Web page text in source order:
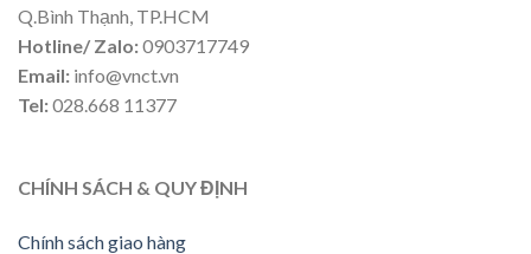
Q.Bình Thạnh, TP.HCM
Hotline/ Zalo:0903717749
Email: info@vnct.vn
Tel:028.668 11377
CHÍNH SÁCH & QUY ĐỊNH
Chính sách giao hàng